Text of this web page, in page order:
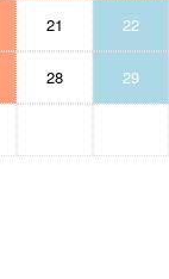
21 22
28 29